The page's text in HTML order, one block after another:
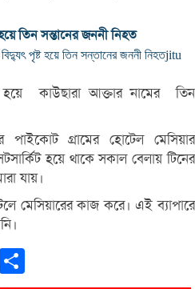
তিন সন্তানের জননী নিহত
পৃষ্ট হয়ে তিন সন্তানের জননী নিহতjitu
হয়ে কাউছারা আক্তার নামের তিন
গ্রামের হোটেল মেসিয়ার
সটসার্কিট হয়ে থাকে সকাল বেলায় টিনের
যায়।
মেসিয়ারের কাজ করে। এই ব্যাপারে